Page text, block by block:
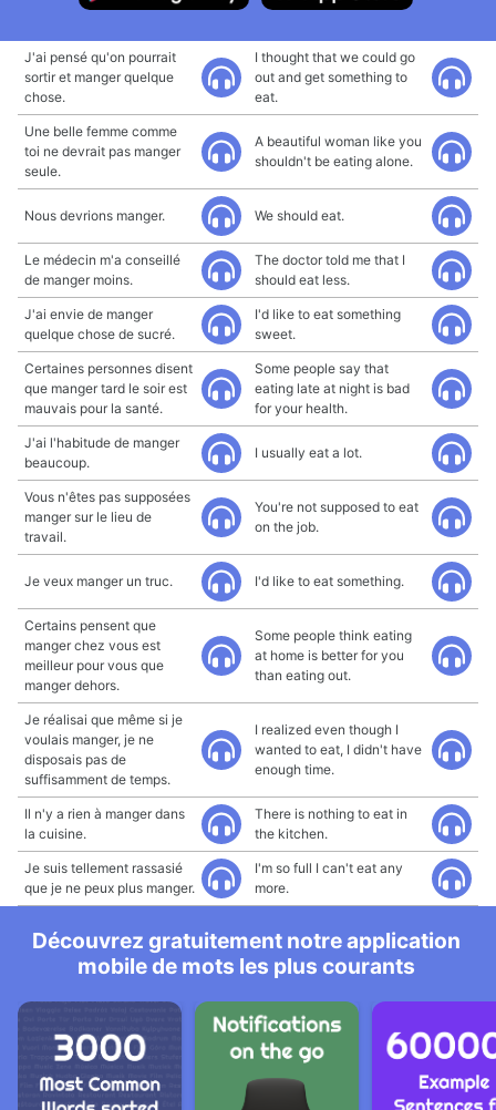
J'ai pensé qu'on pourrait
sortir et manger quelque
chose.
I thought that we could go
out and get something to
eat.
Une belle femme comme
toi ne devrait pas manger
seule.
A beautiful woman like you
shouldn't be eating alone.
Nous devrions manger. We should eat.
Le médecin m'a conseillé
de manger moins.
The doctor told me that I
should eat less.
J'ai envie de manger
quelque chose de sucré.
I'd like to eat something
sweet.
Certaines personnes disent
que manger tard le soir est
mauvais pour la santé.
Some people say that
eating late at night is bad
for your health.
J'ai l'habitude de manger
beaucoup.
I usually eat a lot.
Vous n'êtes pas supposées
manger sur le lieu de
travail.
You're not supposed to eat
on the job.
Je veux manger un truc. I'd like to eat something.
Certains pensent que
manger chez vous est
meilleur pour vous que
manger dehors.
Some people think eating
at home is better for you
than eating out.
Je réalisai que même si je
voulais manger, je ne
disposais pas de
suffisamment de temps.
I realized even though I
wanted to eat, I didn't have
enough time.
Il n'y a rien à manger dans
la cuisine.
There is nothing to eat in
the kitchen.
Je suis tellement rassasié
que je ne peux plus manger.
I'm so full I can't eat any
more.
Découvrez gratuitement notre application
mobile de mots les plus courants